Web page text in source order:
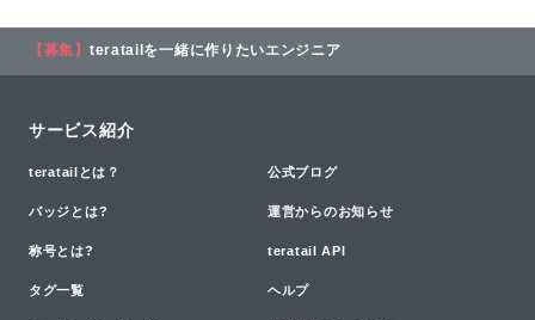
【募集】 teratailを一緒に作りたいエンジニア
サービス紹介
teratailとは？ 公式ブログ
バッジとは? 運営からのお知らせ
称号とは? teratail API
タグ一覧 ヘルプ